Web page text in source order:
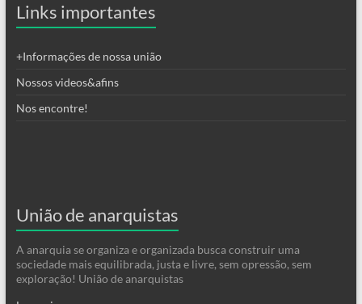
Links importantes
+Informações de nossa união
Nossos videos&afins
Nos encontre!
União de anarquistas
A anarquia se organiza e organizada busca construir uma
sociedade mais equilibrada, justa e livre, sem opressão, sem
exploração! União de anarquistas